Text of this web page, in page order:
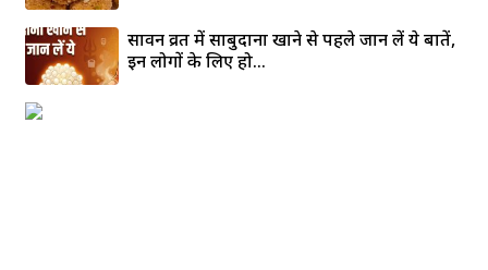
सावन व्रत में साबुदाना खाने से पहले जान लें ये बातें,
इन लोगों के लिए हो...